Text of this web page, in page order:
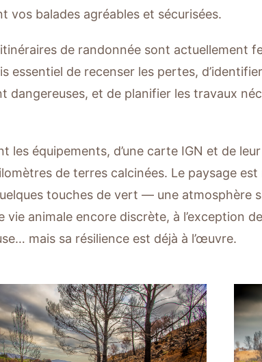
vos balades agréables et sécurisées.
de randonnée sont actuellement
essentiel de recenser les pertes,
dangereuses, et de planifier les travaux
les équipements, d’une carte IGN et de
de terres calcinées. Le paysage
touches de vert — une atmosphère
animale encore discrète, à l’exception
mais sa résilience est déjà à l’œuvre.